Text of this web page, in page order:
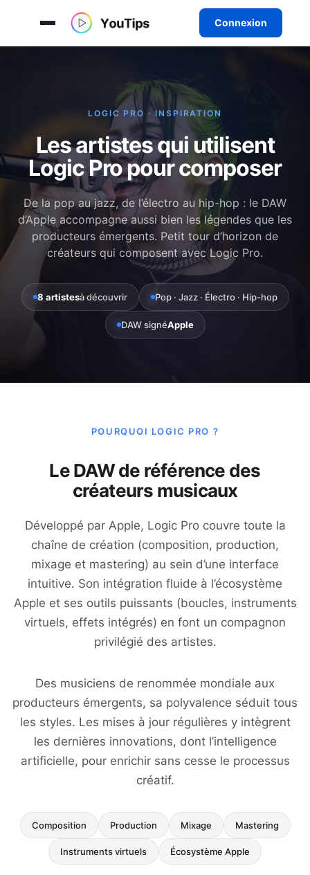
Connexion
LOGIC PRO · INSPIRATION
Les artistes qui utilisent
Logic Pro pour composer
De la pop au jazz, de l’électro au hip-hop : le DAW
d’Apple accompagne aussi bien les légendes que les
producteurs émergents. Petit tour d’horizon de
créateurs qui composent avec Logic Pro.
8 artistesà découvrir Pop · Jazz · Électro · Hip-hop
DAW signéApple
POURQUOI LOGIC PRO ?
Le DAW de référence des
créateurs musicaux
Développé par Apple, Logic Pro couvre toute la
chaîne de création (composition, production,
mixage et mastering) au sein d’une interface
intuitive. Son intégration fluide à l’écosystème
Apple et ses outils puissants (boucles, instruments
virtuels, effets intégrés) en font un compagnon
privilégié des artistes.
Des musiciens de renommée mondiale aux
producteurs émergents, sa polyvalence séduit tous
les styles. Les mises à jour régulières y intègrent
les dernières innovations, dont l’intelligence
artificielle, pour enrichir sans cesse le processus
créatif.
Composition Production Mixage Mastering
Instruments virtuels Écosystème Apple